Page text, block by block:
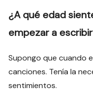
¿A qué edad
empezar a
Supongo que cuando
canciones. Tenía la
sentimientos.